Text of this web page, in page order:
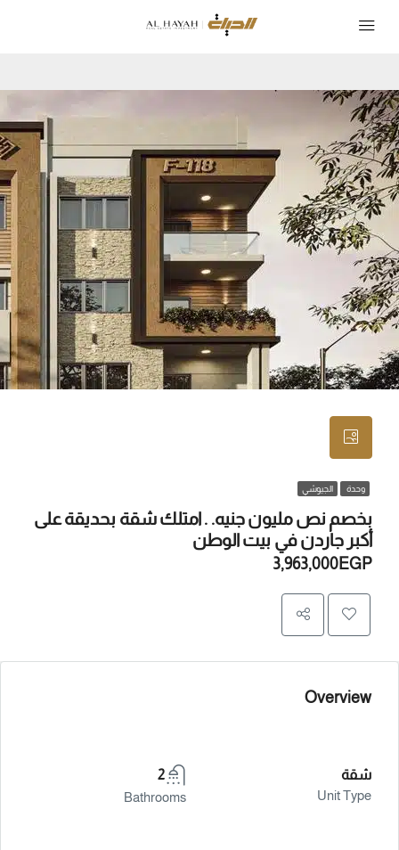
وحدة الجيوشي
بخصم نص مليون جنيه. . امتلك شقة بحديقة على
أكبر جاردن في بيت الوطن
3,963,000EGP
Overview
شقة
Unit Type
2
Bathrooms